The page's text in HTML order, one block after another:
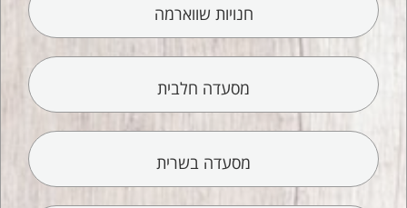
חנויות שווארמה
מסעדה חלבית
מסעדה בשרית